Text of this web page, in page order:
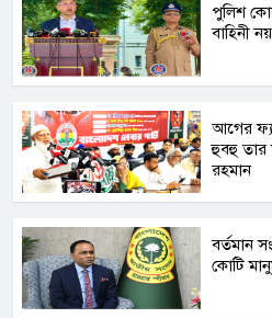
পুলিশ
বাহিনী নয়-
আগের
হুবহু
রহমান
বর্তমান
কোটি